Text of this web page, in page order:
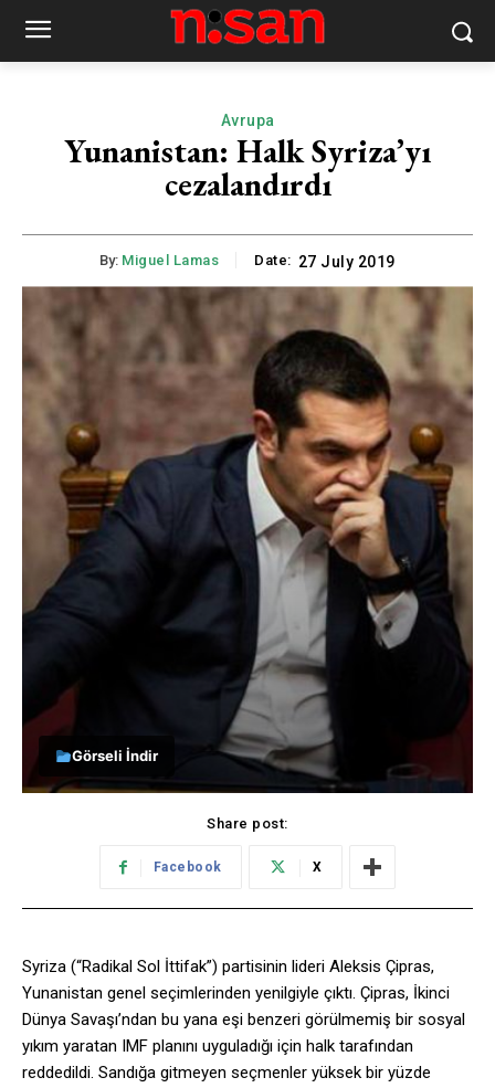
Avrupa
Yunanistan: Halk Syriza’yı
cezalandırdı
By: Miguel Lamas Date: 27 July 2019
Görseli İndir
Share post:
Facebook X
Syriza (“Radikal Sol İttifak”) partisinin lideri Aleksis Çipras,
Yunanistan genel seçimlerinden yenilgiyle çıktı. Çipras, İkinci
Dünya Savaşı’ndan bu yana eşi benzeri görülmemiş bir sosyal
yıkım yaratan IMF planını uyguladığı için halk tarafından
reddedildi. Sandığa gitmeyen seçmenler yüksek bir yüzde